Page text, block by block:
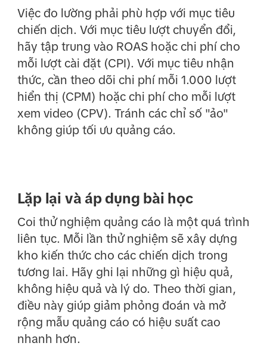
Việc đo lường phải phù hợp với mục tiêu
chiến dịch. Với mục tiêu lượt chuyển đổi,
hãy tập trung vào ROAS hoặc chi phí cho
mỗi lượt cài đặt (CPI). Với mục tiêu nhận
thức, cần theo dõi chi phí mỗi 1.000 lượt
hiển thị (CPM) hoặc chi phí cho mỗi lượt
xem video (CPV). Tránh các chỉ số "ảo"
không giúp tối ưu quảng cáo.
Lặp lại và áp dụng bài học
Coi thử nghiệm quảng cáo là một quá trình
liên tục. Mỗi lần thử nghiệm sẽ xây dựng
kho kiến thức cho các chiến dịch trong
tương lai. Hãy ghi lại những gì hiệu quả,
không hiệu quả và lý do. Theo thời gian,
điều này giúp giảm phỏng đoán và mở
rộng mẫu quảng cáo có hiệu suất cao
nhanh hơn.